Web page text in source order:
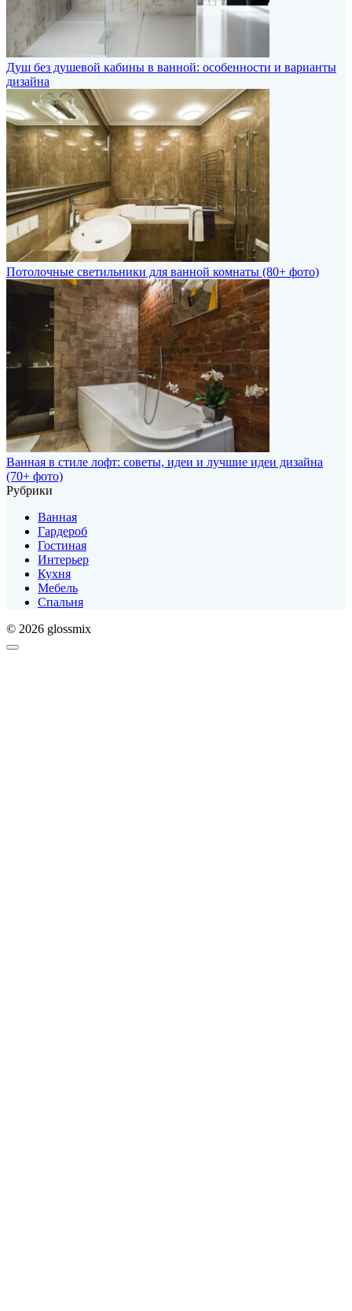
Душ без душевой кабины в ванной: особенности и варианты
дизайна
Потолочные светильники для ванной комнаты (80+ фото)
Ванная в стиле лофт: советы, идеи и лучшие идеи дизайна
(70+ фото)
Рубрики
Ванная
Гардероб
Гостиная
Интерьер
Кухня
Мебель
Спальня
© 2026 glossmix